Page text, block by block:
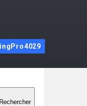
Rechercher